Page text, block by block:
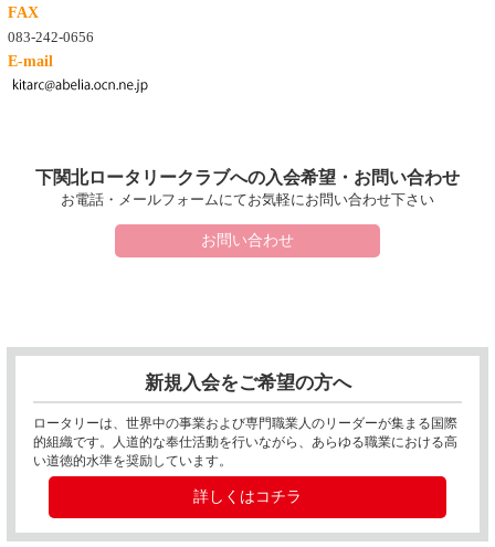
FAX
083-242-0656
E-mail
下関北ロータリークラブへの入会希望・お問い合わせ
お電話・メールフォームにてお気軽にお問い合わせ下さい
お問い合わせ
新規入会をご希望の方へ
ロータリーは、世界中の事業および専門職業人のリーダーが集まる国際
的組織です。人道的な奉仕活動を行いながら、あらゆる職業における高
い道徳的水準を奨励しています。
詳しくはコチラ